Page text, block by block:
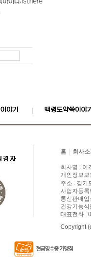
홈 회사소
회사명 :
개인정보
주소 : 경기
사업자등
통신판매
건강기능
대표전화 :
Copyright